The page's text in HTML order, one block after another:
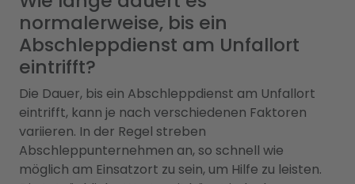
normalerweise, bis ein
Abschleppdienst am Unfallort
eintrifft?
Die Dauer, bis ein Abschleppdienst am Unfallort
eintrifft, kann je nach verschiedenen Faktoren
variieren. In der Regel streben
Abschleppunternehmen an, so schnell wie
möglich am Einsatzort zu sein, um Hilfe zu leisten.